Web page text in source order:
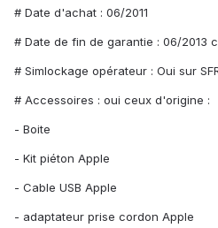
# Date d'achat : 06/2011
# Date de fin de garantie : 06/2013
# Simlockage opérateur : Oui sur
# Accessoires : oui ceux d'origine :
- Boite
- Kit piéton Apple
- Cable USB Apple
- adaptateur prise cordon Apple